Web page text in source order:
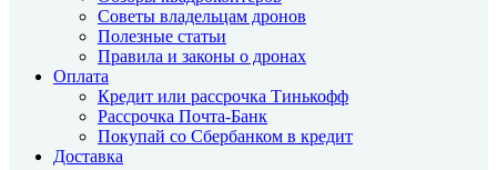
Советы владельцам дронов
Полезные статьи
Правила и законы о дронах
Оплата
Кредит или рассрочка Тинькофф
Рассрочка Почта-Банк
Покупай со Сбербанком в кредит
Доставка